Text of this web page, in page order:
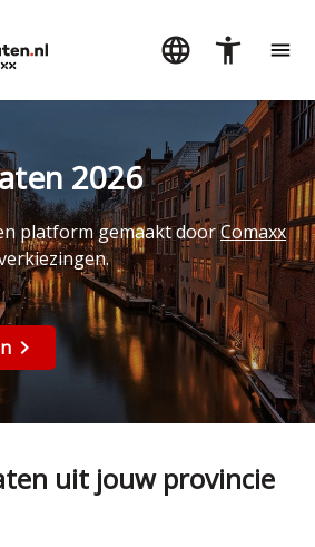
2026
platform gemaakt doorComaxx
uit jouw provincie